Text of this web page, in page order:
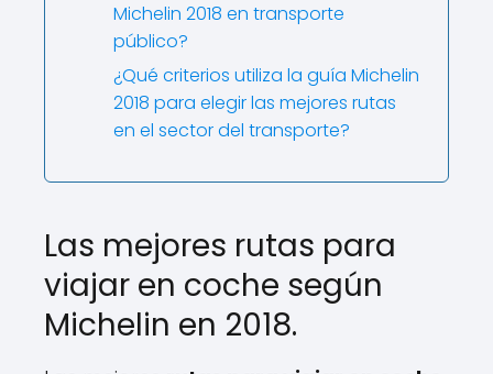
Michelin 2018 en transporte
público?
¿Qué criterios utiliza la guía Michelin
2018 para elegir las mejores rutas
en el sector del transporte?
Las mejores rutas para
viajar en coche según
Michelin en 2018.